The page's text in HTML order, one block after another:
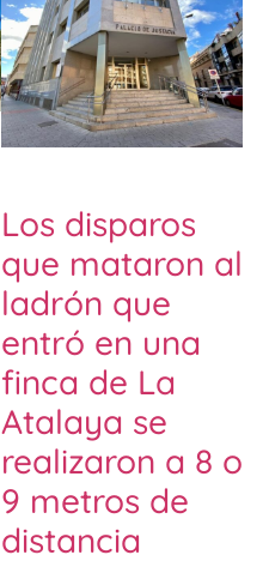
Los disparos
que mataron al
ladrón que
entró en una
finca de La
Atalaya se
realizaron a 8 o
9 metros de
distancia